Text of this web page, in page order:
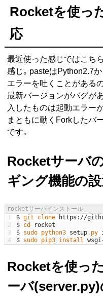
Rocketを使っ
応
最近使った感じではこち
感じ。pasteはPython2.7
エラーを吐くことがある
最新バージョンがバグが
入したものは起動エラー
まともに動くForkしたバ
です。
Rocketサーバ
ギング機能の
rocketサーバインストール
1
2
3
4
$ git clone https : //
$ cd
rocket
$ sudo python3 setup.py
$ sudo pip3 install wsgi
Rocketを使っ
ーバ